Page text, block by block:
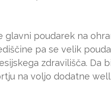
glavni poudarek na
pa se velik
zdravilišča.
na voljo dodatne